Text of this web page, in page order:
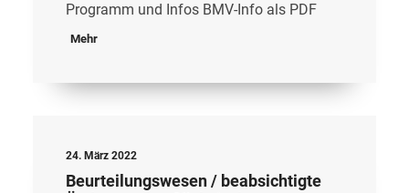
Programm und Infos BMV-Info als PDF
Mehr
24. März 2022
Beurteilungswesen / beabsichtigte